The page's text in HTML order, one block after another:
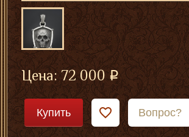
Цена:72 000
Купить Вопрос?